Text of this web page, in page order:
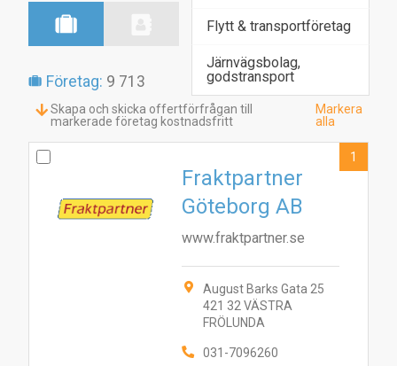
Flytt & transportföretag
Järnvägsbolag,
godstransport
Företag: 9 713
Skapa och skicka offertförfrågan till
markerade företag kostnadsfritt
Markera
alla
Fraktpartner
Göteborg AB
www.fraktpartner.se
August Barks Gata 25
421 32 VÄSTRA
FRÖLUNDA
031-7096260
1